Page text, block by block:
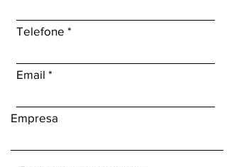
Telefone
Email
Empresa